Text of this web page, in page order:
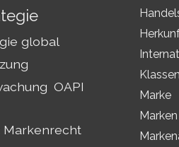
global
OAPI
Markenrecht
Klassen
Marke
Marken